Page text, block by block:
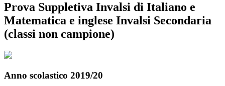
Prova Suppletiva Invalsi di Italiano e
Matematica e inglese Invalsi Secondaria
(classi non campione)
Anno scolastico 2019/20